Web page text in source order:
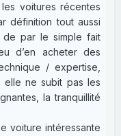
voitures récentes
définition tout aussi
de par le simple fait
d’en acheter des
/ expertise,
elle ne subit pas les
la tranquillité
voiture intéressante